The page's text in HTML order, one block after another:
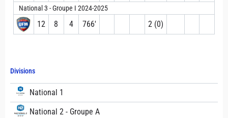
Divisions
National 1
National 2 - Groupe A
National 3 - Groupe I 2024-2025
12 8 4 766′ 2 (0)